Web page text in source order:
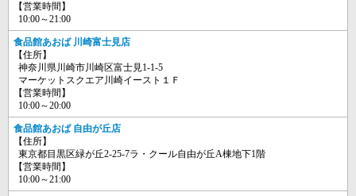
【営業時間】
10:00～21:00
食品館あおば 川崎富士見店
【住所】
神奈川県川崎市川崎区富士見1-1-5
マーケットスクエア川崎イースト１Ｆ
【営業時間】
10:00～20:00
食品館あおば 自由が丘店
【住所】
東京都目黒区緑が丘2-25-7ラ・クール自由が丘A棟地下1階
【営業時間】
10:00～21:00